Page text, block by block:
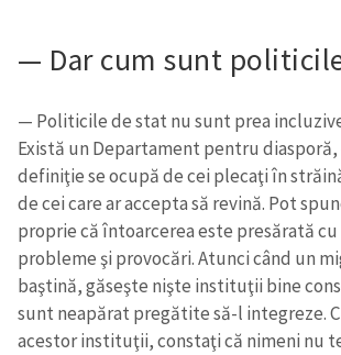
— Dar cum sunt
— Politicile de stat nu sunt prea
Există un Departament pentru diasporă,
definiţie se ocupă de cei plecaţi în
de cei care ar accepta să revină. Pot
proprie că întoarcerea este presărată
probleme şi provocări. Atunci când un
baştină, găseşte nişte instituţii bine
sunt neapărat pregătite să-l integreze.
acestor instituţii, constaţi că nimeni nu